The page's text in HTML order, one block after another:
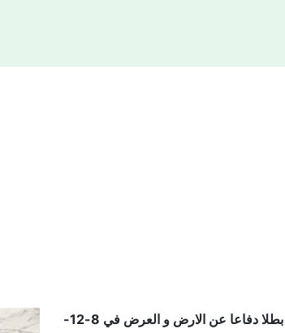
عريف مجند من قوات الدفاع الجوي , استشهد بطلا دفاعا عن الارض و العرض في 8-12-